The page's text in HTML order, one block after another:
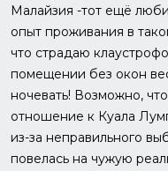
Малайзия -тот ещё
опыт проживания в
что страдаю
помещении без окон
ночевать! Возможно,
отношение к Куала
из-за неправильного
повелась на чужую